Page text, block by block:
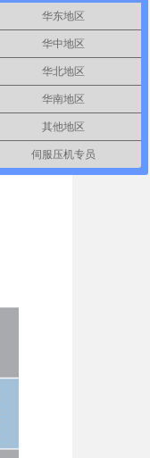
华东地区
华中地区
华北地区
华南地区
其他地区
伺服压机专员